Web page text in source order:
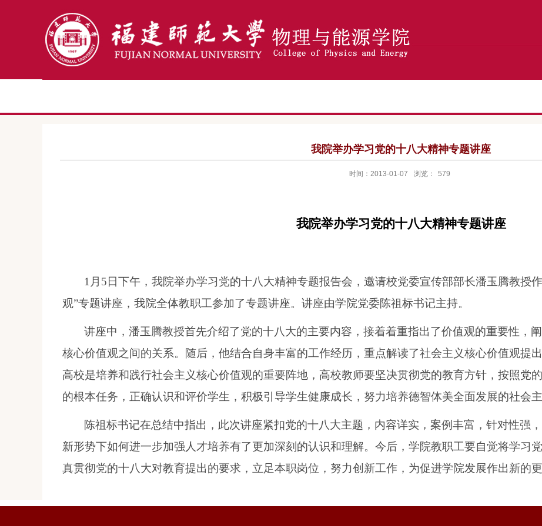
我院举办学习党的十八大精神专题讲座
时间：2013-01-07 浏览： 579
我院举办学习党的十八大精神专题讲座
1 月 5 日下午，我院举办学习党的十八大精神专题报告会，邀请校党委宣传部部长潘玉腾教授
观”专题讲座，我院全体教职工参加了专题讲座。讲座由学院党委陈祖标书记主持。
讲座中，潘玉腾教授首先介绍了党的十八大的主要内容，接着着重指出了价值观的重要性，
核心价值观之间的关系。随后，他结合自身丰富的工作经历，重点解读了社会主义核心价值观提
高校是培养和践行社会主义核心价值观的重要阵地，高校教师要坚决贯彻党的教育方针，按照党
的根本任务，正确认识和评价学生，积极引导学生健康成长，努力培养德智体美全面发展的社会主
陈祖标书记在总结中指出，此次讲座紧扣党的十八大主题，内容详实，案例丰富，针对性强
新形势下如何进一步加强人才培养有了更加深刻的认识和理解。今后，学院教职工要自觉将学习
真贯彻党的十八大对教育提出的要求，立足本职岗位，努力创新工作，为促进学院发展作出新的更